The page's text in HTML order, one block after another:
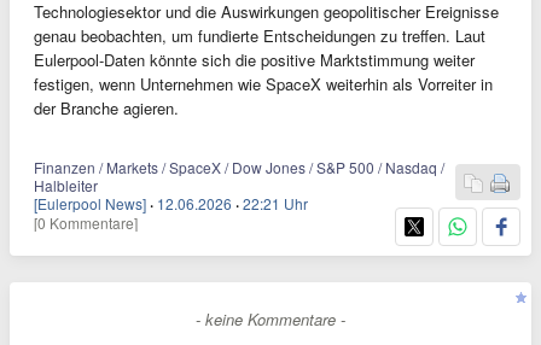
Technologiesektor und die Auswirkungen geopolitischer Ereignisse
genau beobachten, um fundierte Entscheidungen zu treffen. Laut
Eulerpool-Daten könnte sich die positive Marktstimmung weiter
festigen, wenn Unternehmen wie SpaceX weiterhin als Vorreiter in
der Branche agieren.
Finanzen / Markets / SpaceX / Dow Jones / S&P 500 / Nasdaq /
Halbleiter
[Eulerpool News] · 12.06.2026 ·22:21 Uhr
[0 Kommentare]
- keine Kommentare -